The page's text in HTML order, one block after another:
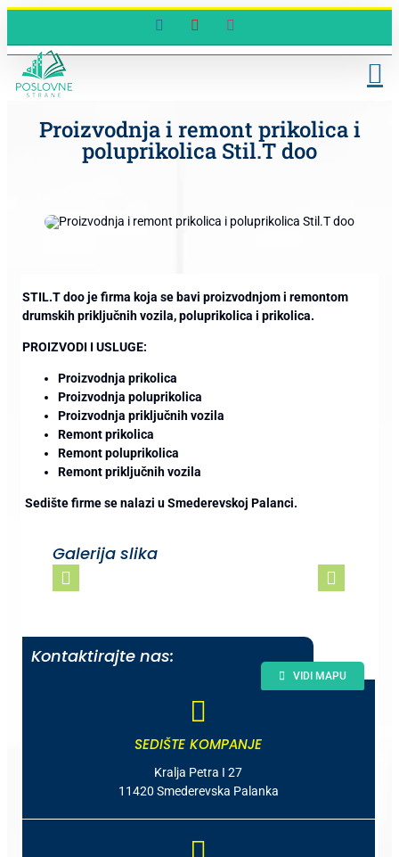
content
FacebookYouTube
Proizvodnja i remont prikolica i
poluprikolica Stil.T doo
STIL.T doo je firma koja se bavi proizvodnjom i remontom
drumskih priključnih vozila, poluprikolica i prikolica.
PROIZVODI I USLUGE:
Proizvodnja prikolica
Proizvodnja poluprikolica
Proizvodnja priključnih vozila
Remont prikolica
Remont poluprikolica
Remont priključnih vozila
Sedište firme se nalazi u Smederevskoj Palanci.
Galerija slika
Kontaktirajte nas:
SEDIŠTE KOMPANJE
Kralja Petra I 27
11420 Smederevska Palanka
VIDI MAPU